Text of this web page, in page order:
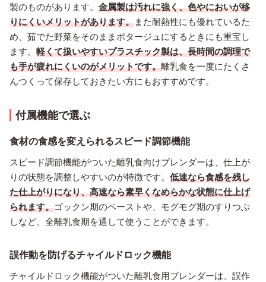
製のものがあります。 金属製は汚れに強く、色やにおいが移
りにくいメリットがあります。また耐熱性にも優れているた
め、茹でた野菜をそのままポタージュにするときにも重宝し
ます。 軽くて扱いやすいプラスチック製は、長時間の調理で
も手が疲れにくいのがメリットです。離乳食を一度にたくさ
んつくって保存しておきたい方にもおすすめです。
付属機能で選ぶ
食材の食感を変えられるスピード調節機能
スピード調節機能がついた離乳食向けブレンダーは、仕上が
りの状態を調整しやすいのが特徴です。 低速なら食感を残し
た仕上がりになり、高速なら素早くなめらかな状態に仕上げ
られます。ゴックン期のペーストや、モグモグ期のすりつぶ
しなど、全離乳食期を通して使うことができます。
誤作動を防げるチャイルドロック機能
チャイルドロック機能がついた離乳食用ブレンダーは、誤作